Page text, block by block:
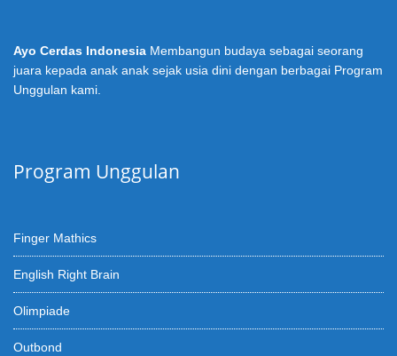
Ayo Cerdas Indonesia Membangun budaya sebagai seorang
juara kepada anak anak sejak usia dini dengan berbagai Program
Unggulan kami.
Program Unggulan
Finger Mathics
English Right Brain
Olimpiade
Outbond